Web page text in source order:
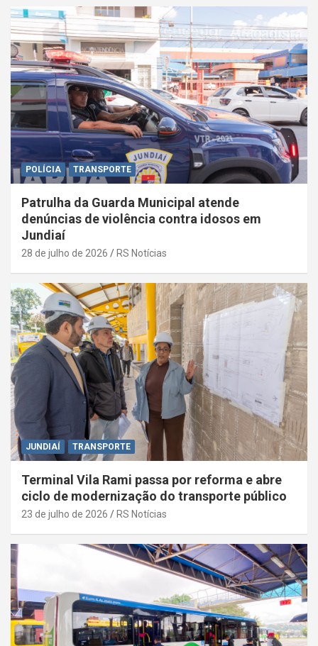
POLÍCIA TRANSPORTE
Patrulha da Guarda Municipal atende
denúncias de violência contra idosos em
Jundiaí
28 de julho de 2026 RS Notícias
JUNDIAÍ TRANSPORTE
Terminal Vila Rami passa por reforma e abre
ciclo de modernização do transporte público
23 de julho de 2026 RS Notícias